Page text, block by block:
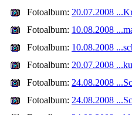
Fotoalbum: 20.07.2008
Fotoalbum: 10.08.2008
Fotoalbum: 10.08.2008
Fotoalbum: 20.07.2008
Fotoalbum: 24.08.2008
Fotoalbum: 24.08.2008